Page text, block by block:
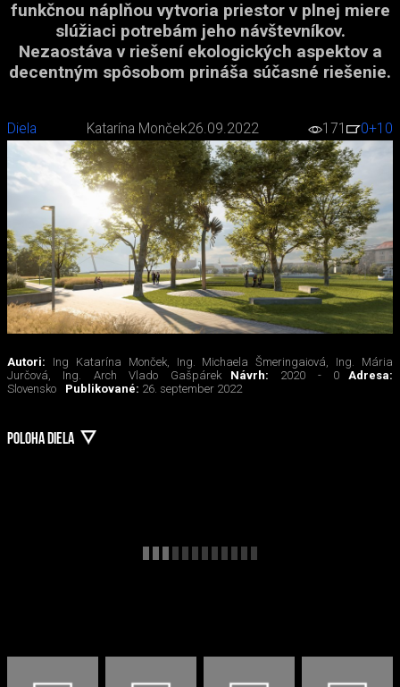
funkčnou náplňou vytvoria priestor v plnej miere
slúžiaci potrebám jeho návštevníkov.
Nezaostáva v riešení ekologických aspektov a
decentným spôsobom prináša súčasné riešenie.
Diela Katarína Monček26.09.2022 171 0+10
Autori: Ing Katarína Monček, Ing. Michaela Šmeringaiová, Ing. Mária
Jurčová, Ing. Arch Vlado Gašpárek
Návrh: 2020 - 0
Adresa:
Slovensko
Publikované: 26. september 2022
POLOHA DIELA